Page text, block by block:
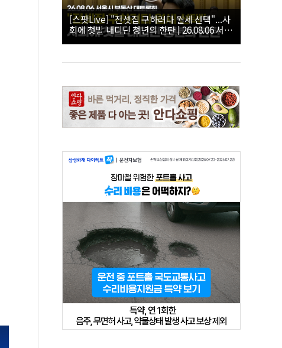
[스팟Live] "전셋집 구하려다 월세 선택"...사
회에 첫발 내디딘 청년의 한탄 | 26.08.06 서울
시 부동산 대토론회